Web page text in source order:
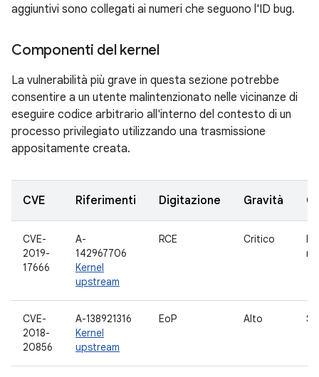
aggiuntivi sono collegati ai numeri che seguono l'ID bug.
Componenti del kernel
La vulnerabilità più grave in questa sezione potrebbe
consentire a un utente malintenzionato nelle vicinanze di
eseguire codice arbitrario all'interno del contesto di un
processo privilegiato utilizzando una trasmissione
appositamente creata.
CVE Riferimenti Digitazione Gravità
CVE-
2019-
17666
A-
142967706
Kernel
upstream
RCE Critico
CVE-
2018-
20856
A-138921316
Kernel
upstream
EoP Alto